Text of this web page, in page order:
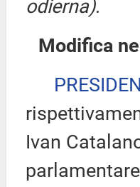
odierna).
Modifica
Ivan